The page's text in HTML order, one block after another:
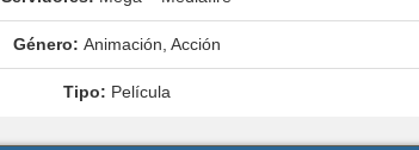
Género: Animación, Acción
Tipo: Película